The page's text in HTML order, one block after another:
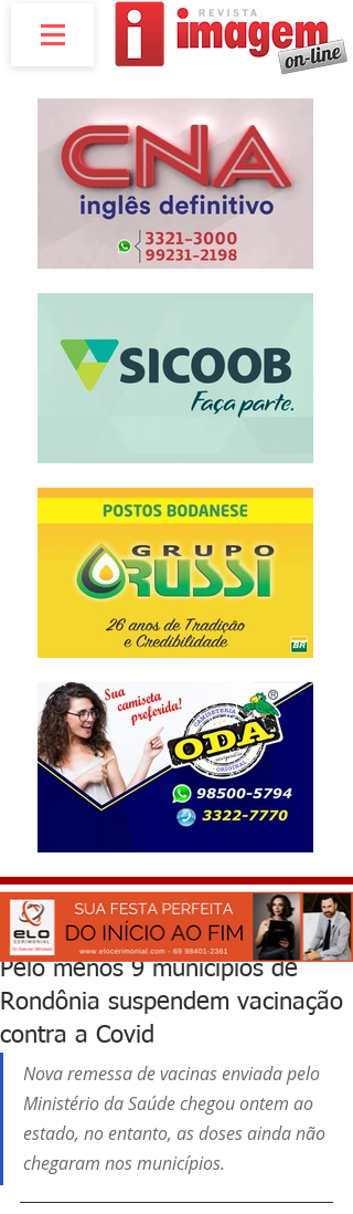
Pelo menos 9 municípios de
Rondônia suspendem vacinação
contra a Covid
Nova remessa de vacinas enviada pelo
Ministério da Saúde chegou ontem ao
estado, no entanto, as doses ainda não
chegaram nos municípios.